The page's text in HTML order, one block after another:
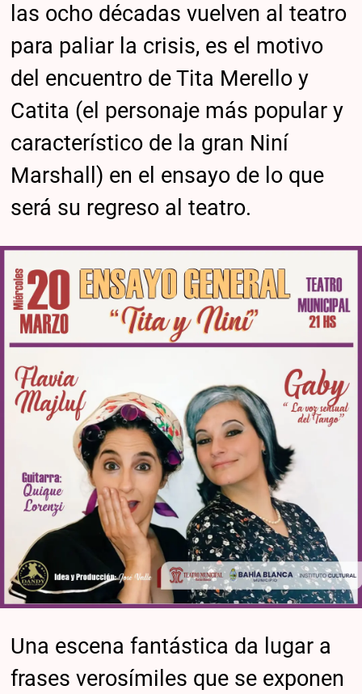
las ocho décadas vuelven al teatro
para paliar la crisis, es el motivo
del encuentro de Tita Merello y
Catita (el personaje más popular y
característico de la gran Niní
Marshall) en el ensayo de lo que
será su regreso al teatro.
Una escena fantástica da lugar a
frases verosímiles que se exponen